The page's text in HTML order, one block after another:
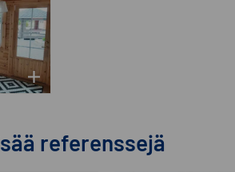
referenssejä